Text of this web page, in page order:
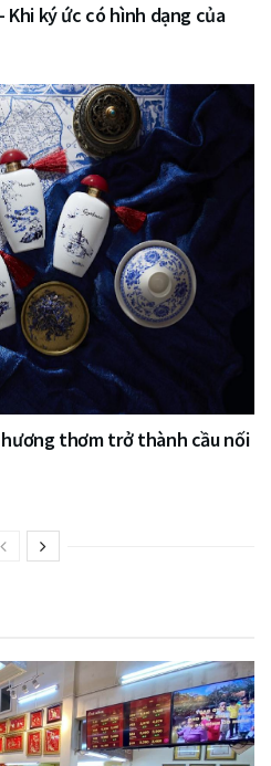
ký ức có hình dạng của
hương thơm trở thành cầu nối